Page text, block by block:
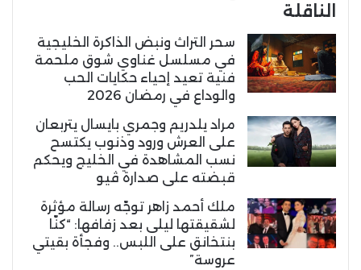
الناقلة
سحر التراث ونبض الذاكرة الخليجية
في مسلسل غناوي شوق ملحمة
فنية تعيد إحياء حكايات الحب
والوداع في رمضان 2026
مراد يلدريم وجمري بايسال يتربعان
على العرش ورود وذنوب يكتسح
نسب المشاهدة في الخليج ويحكم
قبضته على صدارة ڤيو
ملك أحمد زاهر توجّه رسالة مؤثرة
لشقيقتها ليلى بعد زفافها: “كنّا
بنتخانق على اللبس.. وفجأة بقيتي
عروسة”